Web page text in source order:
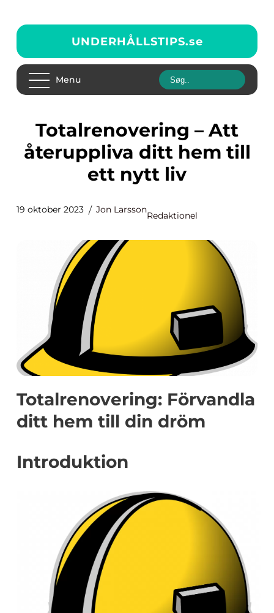
UNDERHÅLLSTIPS.se
Menu
Totalrenovering – Att
återuppliva ditt hem till
ett nytt liv
19 oktober 2023 Jon Larsson
Redaktionel
Totalrenovering: Förvandla
ditt hem till din dröm
Introduktion